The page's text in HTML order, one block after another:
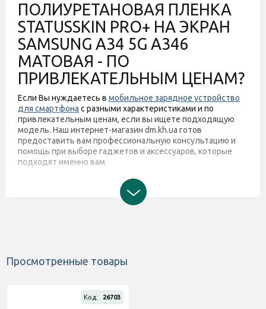
ПОЛИУРЕТАНОВАЯ ПЛЕНКА
STATUSSKIN PRO+ НА ЭКРАН
SAMSUNG A34 5G A346
МАТОВАЯ - ПО
ПРИВЛЕКАТЕЛЬНЫМ ЦЕНАМ?
Если Вы нуждаетесь в мобильное зарядное устройство
для смартфона с разными характеристиками и по
привлекательным ценам, если вы ищете подходящую
модель. Наш интернет-магазин dm.kh.ua готов
предоставить вам профессиональную консультацию и
помощь при выборе гаджетов и аксессуаров, которые
подходят именно вам.
Просмотренные товары
Код: 26703